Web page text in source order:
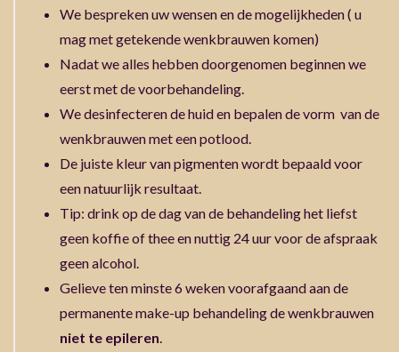
We bespreken uw wensen en de mogelijkheden ( u
mag met getekende wenkbrauwen komen)
Nadat we alles hebben doorgenomen beginnen we
eerst met de voorbehandeling.
We desinfecteren de huid en bepalen de vorm van de
wenkbrauwen met een potlood.
De juiste kleur van pigmenten wordt bepaald voor
een natuurlijk resultaat.
Tip: drink op de dag van de behandeling het liefst
geen koffie of thee en nuttig 24 uur voor de afspraak
geen alcohol.
Gelieve ten minste 6 weken voorafgaand aan de
permanente make-up behandeling de wenkbrauwen
niet te epileren.